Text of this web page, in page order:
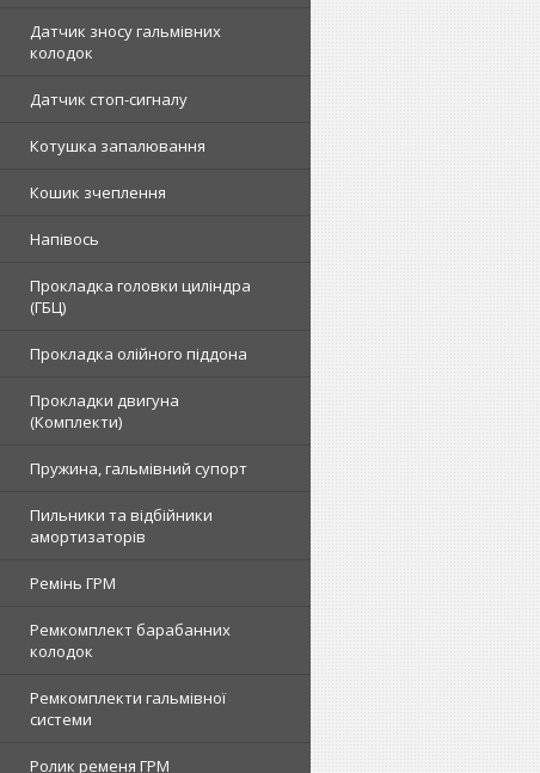
Датчик зносу гальмівних
колодок
Датчик стоп-сигналу
Котушка запалювання
Кошик зчеплення
Напівось
Прокладка головки циліндра
(ГБЦ)
Прокладка олійного піддона
Прокладки двигуна
(Комплекти)
Пружина, гальмівний супорт
Пильники та відбійники
амортизаторів
Ремінь ГРМ
Ремкомплект барабанних
колодок
Ремкомплекти гальмівної
системи
Ролик ременя ГРМ